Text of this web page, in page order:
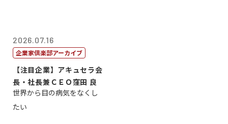
2026.07.16
企業家倶楽部アーカイブ
【注目企業】アキュセラ会
長・社長兼ＣＥＯ窪田 良
世界から目の病気をなくし
たい